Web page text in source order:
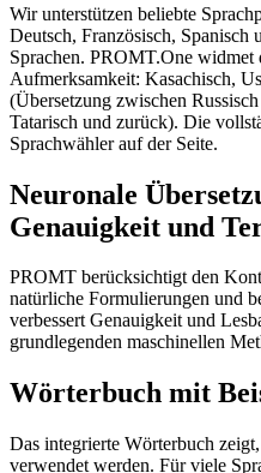
Wir unterstützen beliebte
Deutsch, Französisch,
Sprachen. PROMT.One widmet
Aufmerksamkeit: Kasachisch,
(Übersetzung zwischen
Tatarisch und zurück). Die
Sprachwähler auf der Seite.
Neuronale
Genauigkeit und
PROMT berücksichtigt den
natürliche Formulierungen und
verbessert Genauigkeit und
grundlegenden maschinellen
Wörterbuch mit
Das integrierte Wörterbuch
verwendet werden. Für viele